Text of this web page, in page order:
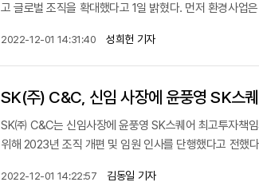
고 글로벌 조직을 확대했다고 1일 밝혔다. 먼저 환경사업
2022-12-01 14:31:40 성희헌 기자
SK(주) C&C, 신임 사장에 윤풍영 SK스
SK㈜ C&C는 신임사장에 윤풍영 SK스퀘어 최고투자책
위해 2023년 조직 개편 및 임원 인사를 단행했다고 전했
2022-12-01 14:22:57 김동일 기자